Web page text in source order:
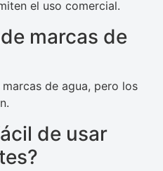
el uso comercial.
marcas de
de agua, pero los
de usar